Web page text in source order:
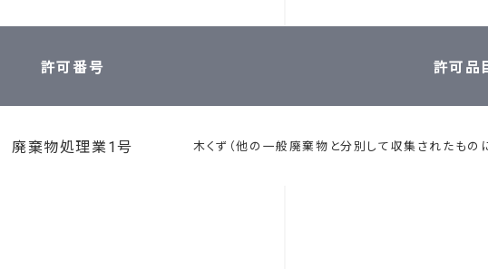
許可番号 許可品
廃棄物処理業1号 木くず（他の一般廃棄物と分別して収集されたもの